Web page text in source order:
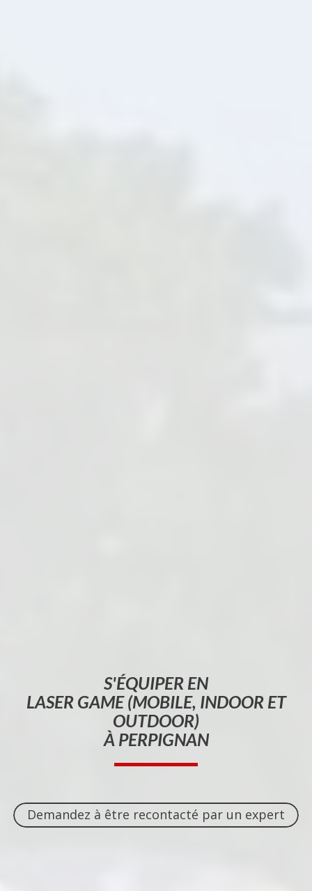
S'ÉQUIPER EN
LASER GAME (MOBILE, INDOOR ET
OUTDOOR)
À PERPIGNAN
Demandez à être recontacté par un expert